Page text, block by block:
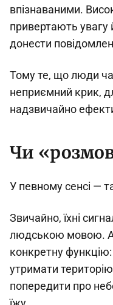
впізнаваними.
привертають
донести
Тому те, що люди
неприємний крик,
надзвичайно
Чи
У певному сенсі —
Звичайно, їхні
людською мовою.
конкретну
утримати
попередити про